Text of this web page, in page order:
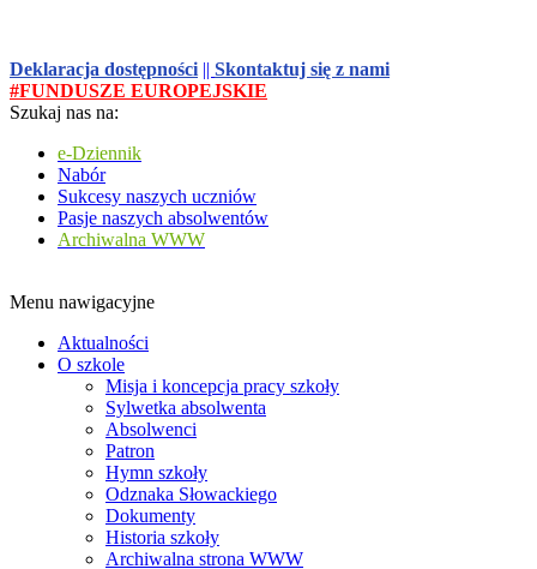
Deklaracja dostępności || Skontaktuj się z nami
#FUNDUSZE EUROPEJSKIE
Szukaj nas na:
e-Dziennik
Nabór
Sukcesy naszych uczniów
Pasje naszych absolwentów
Archiwalna WWW
Menu nawigacyjne
Aktualności
O szkole
Misja i koncepcja pracy szkoły
Sylwetka absolwenta
Absolwenci
Patron
Hymn szkoły
Odznaka Słowackiego
Dokumenty
Historia szkoły
Archiwalna strona WWW